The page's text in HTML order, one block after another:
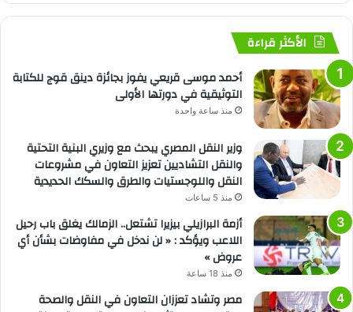
الأكثر قراءة
أحمد موسى قريعي يفوز بجائزة دينق قوج للكتابة
التوثيقية في دورتها الأولى
منذ ساعة واحدة
وزير النقل المصري يبحث مع وزيري البنية التحتية
والنقل التشاديين تعزيز التعاون في مشروعات
النقل واللوجستيات والطرق والسكك الحديدية
منذ 5 ساعات
أزمة البرازيلي بيزيرا تشتعل.. الزمالك يغلق باب رحيل
اللاعب ويؤكد : « لن ندخل في مفاوضات بشأن أي
عروض »
منذ 18 ساعة
مصر وتشاد تعززان التعاون في النقل والصحة